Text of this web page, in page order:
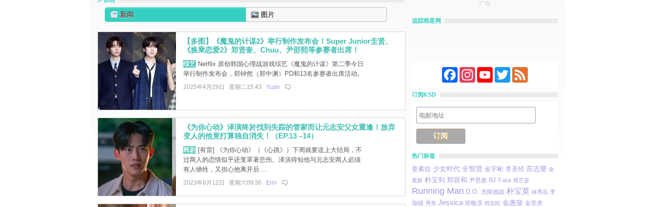
新闻 图片
【多图】《魔鬼的计谋2》举行制作发布会！Super Junior圭贤、
《换乘恋爱2》郑贤奎、Chuu、尹邵熙等参赛者出席！
综艺Netflix 原创韩国心理战游戏综艺《魔鬼的计谋》第二季今日
举行制作发布会，郑钟然（郑中渊）PD和13名参赛者出席活动。
2025年4月29日 星期二15:43 Yuan
《为你心动》泽演终於找到失踪的管家而让元志安父女重逢！放弃
变人的他竟打算独自消失！（EP.13 –14）
韩剧 [有雷] 《为你心动》（《心跳》）下周就要送上大结局，不
过两人的恋情似乎还笼罩著悲伤。泽演得知他与元志安两人必须
有人牺牲，又担心他离开后 ...
2023年8月12日 星期六09:36 Erin
广告
追踪韩星网
FacebookInstagramYouTubeTwitterFeed
订阅KSD
热门标签
姜素拉 少女时代 全智贤 金宇彬 李圣经 苏志燮 金
素妍 朴宝剑 郑容和 尹恩惠 IU T-ara 韩艺瑟
Running Man D.O. 无限挑战 朴宝英 林秀晶 李
瑞镇 秀英 Jessica 郑敬淏 韩志旼 金惠奫 金宣虎